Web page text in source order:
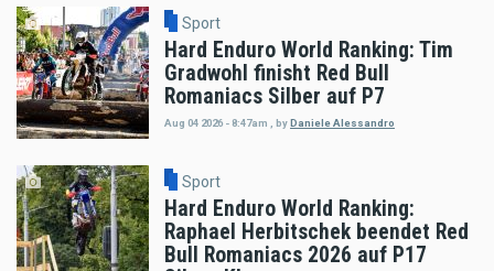
Sport
Hard Enduro World Ranking: Tim
Gradwohl finisht Red Bull
Romaniacs Silber auf P7
Aug 04 2026 - 8:47am byDaniele Alessandro
Sport
Hard Enduro World Ranking:
Raphael Herbitschek beendet Red
Bull Romaniacs 2026 auf P17